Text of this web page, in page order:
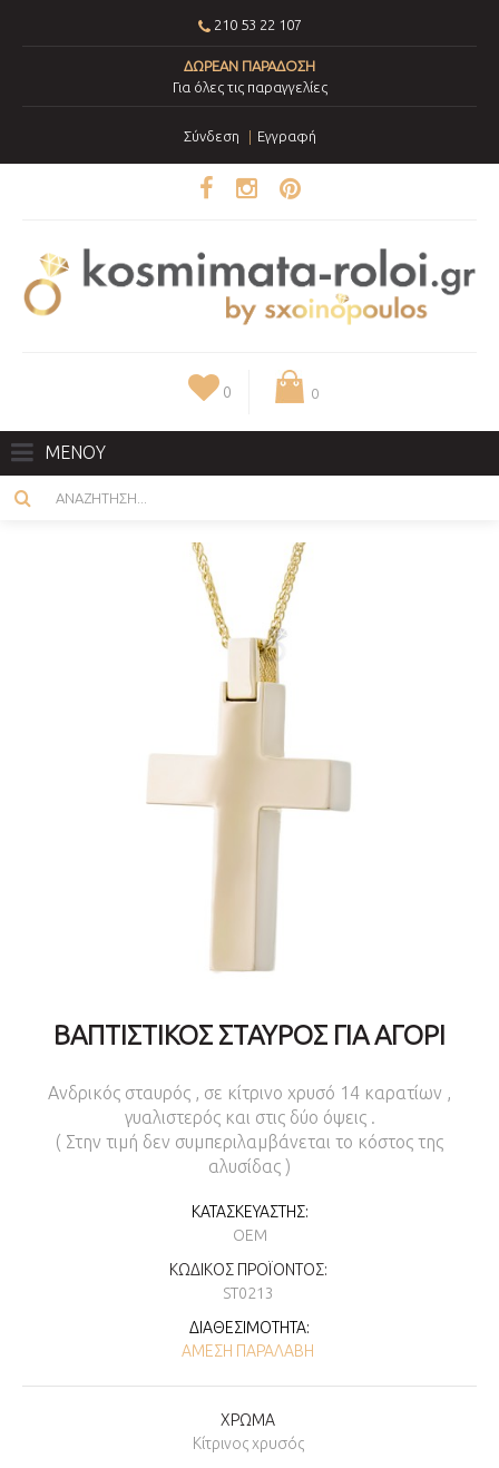
210 53 22 107
ΔΩΡΕΑΝ ΠΑΡΑΔΟΣΗ
Για όλες τις παραγγελίες
Σύνδεση Εγγραφή
0 0
ΜΕΝΟΥ
ΒΑΠΤΙΣΤΙΚΌΣ ΣΤΑΥΡΌΣ ΓΙΑ ΑΓΌΡΙ
Ανδρικός σταυρός , σε κίτρινο χρυσό 14 καρατίων ,
γυαλιστερός και στις δύο όψεις .
( Στην τιμή δεν συμπεριλαμβάνεται το κόστος της
αλυσίδας )
ΚΑΤΑΣΚΕΥΑΣΤΉΣ:
OEM
ΚΩΔΙΚΌΣ ΠΡΟΪΌΝΤΟΣ:
ST0213
ΔΙΑΘΕΣΙΜΌΤΗΤΑ:
ΆΜΕΣΗ ΠΑΡΑΛΑΒΉ
ΧΡΩΜΑ
Κίτρινος χρυσός